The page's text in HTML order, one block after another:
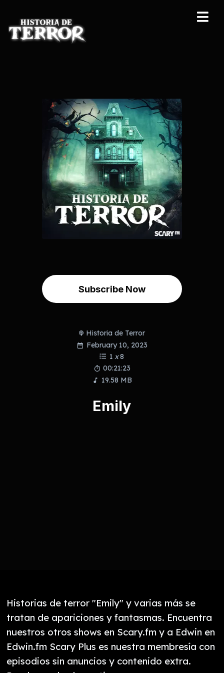
Subscribe Now
Historia de Terror
February 10, 2023
1 x8
00:21:23
19.58 MB
Emily
Historias de terror "Emily" y varias más se
tratan de apariciones y fantasmas. Encuentra
nuestros otros shows en Scary.fm y a Edwin en
Edwin.fm Scary Plus es nuestra membresía con
episodios sin anuncios y contenido extra.